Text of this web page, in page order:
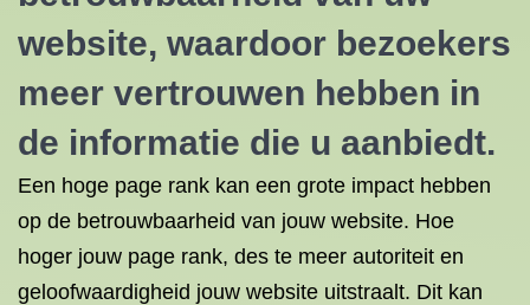
website, waardoor bezoekers
meer vertrouwen hebben in
de informatie die u aanbiedt.
Een hoge page rank kan een grote impact hebben
op de betrouwbaarheid van jouw website. Hoe
hoger jouw page rank, des te meer autoriteit en
geloofwaardigheid jouw website uitstraalt. Dit kan